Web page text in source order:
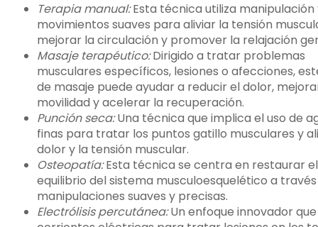
Terapia manual:Esta técnica utiliza manipulación
movimientos suaves para aliviar la tensión
mejorar la circulación y promover la relajación
Masaje terapéutico:Dirigido a tratar problemas
musculares específicos, lesiones o afecciones,
de masaje puede ayudar a reducir el dolor,
movilidad y acelerar la recuperación.
Punción seca:Una técnica que implica el uso de
finas para tratar los puntos gatillo musculares y
dolor y la tensión muscular.
Osteopatía:Esta técnica se centra en restaurar el
equilibrio del sistema musculoesquelético a
manipulaciones suaves y precisas.
Electrólisis percutánea:Un enfoque innovador